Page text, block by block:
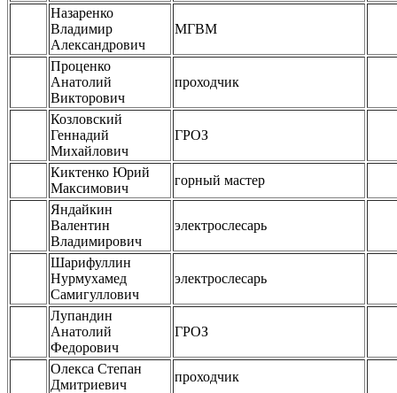
Назаренко
Владимир
Александрович
МГВМ
Проценко
Анатолий
Викторович
проходчик
Козловский
Геннадий
Михайлович
ГРОЗ
Киктенко Юрий
Максимович
горный мастер
Яндайкин
Валентин
Владимирович
электрослесарь
Шарифуллин
Нурмухамед
Самигуллович
электрослесарь
Лупандин
Анатолий
Федорович
ГРОЗ
Олекса Степан
Дмитриевич
проходчик